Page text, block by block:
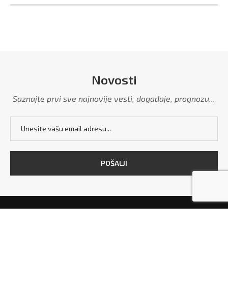
Novosti
Saznajte prvi sve najnovije vesti, događaje, prognozu...